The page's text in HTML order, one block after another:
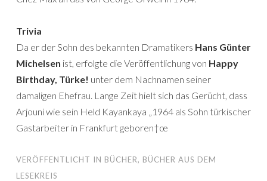
Trivia
Da er der Sohn des bekannten Dramatikers Hans Günter
Michelsen ist, erfolgte die Veröffentlichung von Happy
Birthday, Türke! unter dem Nachnamen seiner
damaligen Ehefrau. Lange Zeit hielt sich das Gerücht, dass
Arjouni wie sein Held Kayankaya „1964 als Sohn türkischer
Gastarbeiter in Frankfurt geboren†œ
VERÖFFENTLICHT IN BÜCHER, BÜCHER AUS DEM
LESEKREIS